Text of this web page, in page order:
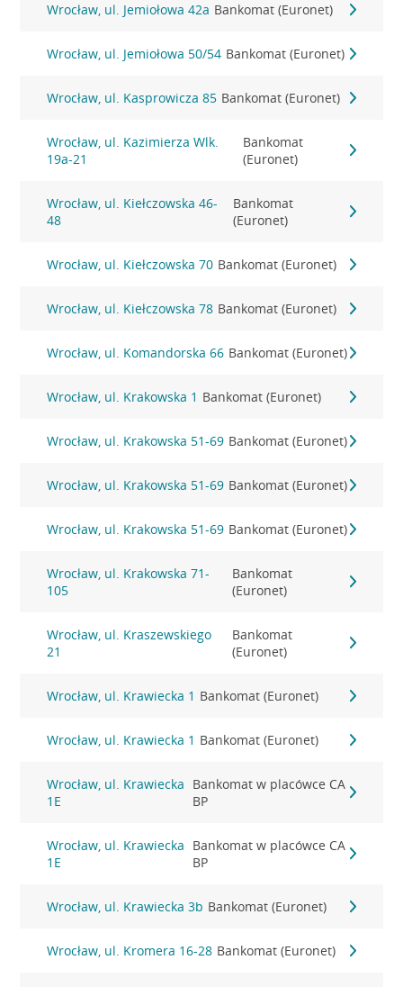
Wrocław, ul. Jemiołowa 42a Bankomat (Euronet)
Wrocław, ul. Jemiołowa 50/54 Bankomat (Euronet)
Wrocław, ul. Kasprowicza 85 Bankomat (Euronet)
Wrocław, ul. Kazimierza Wlk.
19a-21
Bankomat
(Euronet)
Wrocław, ul. Kiełczowska 46-
48
Bankomat
(Euronet)
Wrocław, ul. Kiełczowska 70 Bankomat (Euronet)
Wrocław, ul. Kiełczowska 78 Bankomat (Euronet)
Wrocław, ul. Komandorska 66 Bankomat (Euronet)
Wrocław, ul. Krakowska 1 Bankomat (Euronet)
Wrocław, ul. Krakowska 51-69 Bankomat (Euronet)
Wrocław, ul. Krakowska 51-69 Bankomat (Euronet)
Wrocław, ul. Krakowska 51-69 Bankomat (Euronet)
Wrocław, ul. Krakowska 71-
105
Bankomat
(Euronet)
Wrocław, ul. Kraszewskiego
21
Bankomat
(Euronet)
Wrocław, ul. Krawiecka 1 Bankomat (Euronet)
Wrocław, ul. Krawiecka 1 Bankomat (Euronet)
Wrocław, ul. Krawiecka
1E
Bankomat w placówce CA
BP
Wrocław, ul. Krawiecka
1E
Bankomat w placówce CA
BP
Wrocław, ul. Krawiecka 3b Bankomat (Euronet)
Wrocław, ul. Kromera 16-28 Bankomat (Euronet)